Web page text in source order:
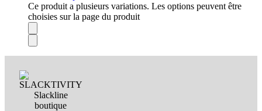
Ce produit a plusieurs variations. Les options peuvent être
choisies sur la page du produit